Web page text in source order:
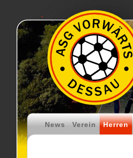
News Verein Herren